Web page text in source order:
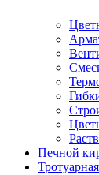
Печной